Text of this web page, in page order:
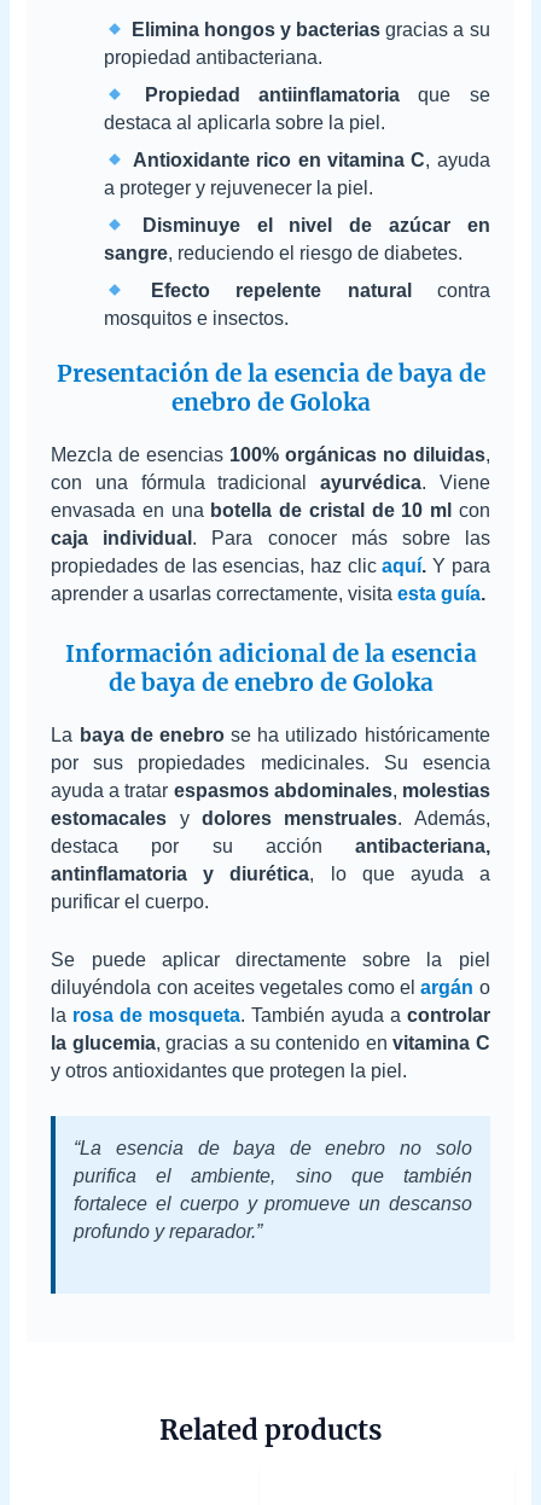
Elimina hongos y bacterias gracias a su
propiedad antibacteriana.
Propiedad antiinflamatoria que se
destaca al aplicarla sobre la piel.
Antioxidante rico en vitamina C, ayuda
a proteger y rejuvenecer la piel.
Disminuye el nivel de azúcar en
sangre, reduciendo el riesgo de diabetes.
Efecto repelente natural
contra
mosquitos e insectos.
Presentación de la esencia de baya de
enebro de Goloka
Mezcla de esencias 100% orgánicas no diluidas,
con una fórmula tradicional ayurvédica. Viene
envasada en una botella de cristal de 10 ml con
caja individual . Para conocer más sobre las
propiedades de las esencias, haz clicaquí. Y para
aprender a usarlas correctamente, visitaesta guía.
Información adicional de la esencia
de baya de enebro de Goloka
La baya de enebrose ha utilizado históricamente
por sus propiedades medicinales. Su esencia
ayuda a tratar espasmos abdominales, molestias
estomacales y dolores menstruales. Además,
destaca por su acción antibacteriana,
antinflamatoria y diurética, lo que ayuda a
purificar el cuerpo.
Se puede aplicar directamente sobre la piel
diluyéndola con aceites vegetales como elargán o
la rosa de mosqueta. También ayuda a controlar
la glucemia, gracias a su contenido envitamina C
y otros antioxidantes que protegen la piel.
“La esencia de baya de enebro no solo
purifica el ambiente, sino que también
fortalece el cuerpo y promueve un descanso
profundo y reparador.”
Related products